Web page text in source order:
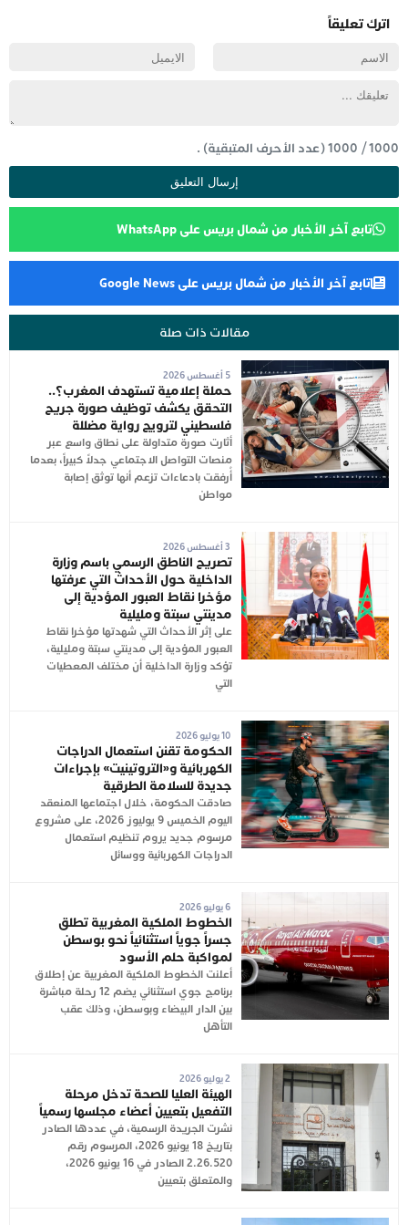
اترك تعليقاً
1000
/
1000(عدد الأحرف المتبقية) .
تابع آخر الأخبار من شمال بريس على WhatsApp
تابع آخر الأخبار من شمال بريس على Google News
مقالات ذات صلة
5 أغسطس 2026
حملة إعلامية تستهدف المغرب؟..
التحقق يكشف توظيف صورة جريح
فلسطيني لترويج رواية مضللة
أثارت صورة متداولة على نطاق واسع عبر
منصات التواصل الاجتماعي جدلاً كبيراً، بعدما
أُرفقت بادعاءات تزعم أنها توثق إصابة
مواطن
تصريح الناطق الرسمي باسم وزارة
الداخلية حول الأحداث التي عرفتها
مؤخرا نقاط العبور المؤدية إلى
مدينتي سبتة ومليلية
على إثر الأحداث التي شهدتها مؤخرا نقاط
العبور المؤدية إلى مدينتي سبتة ومليلية،
تؤكد وزارة الداخلية أن مختلف المعطيات
التي
10 يوليو 2026
الحكومة تقنن استعمال الدراجات
الكهربائية و«التروتينيت» بإجراءات
جديدة للسلامة الطرقية
صادقت الحكومة، خلال اجتماعها المنعقد
اليوم الخميس 9 يوليوز 2026، على مشروع
مرسوم جديد يروم تنظيم استعمال
الدراجات الكهربائية ووسائل
6 يوليو 2026
الخطوط الملكية المغربية تطلق
جسراً جوياً استثنائياً نحو بوسطن
لمواكبة حلم الأسود
أعلنت الخطوط الملكية المغربية عن إطلاق
برنامج جوي استثنائي يضم 12 رحلة مباشرة
بين الدار البيضاء وبوسطن، وذلك عقب
التأهل
2 يوليو 2026
الهيئة العليا للصحة تدخل مرحلة
التفعيل بتعيين أعضاء مجلسها رسمياً
نشرت الجريدة الرسمية، في عددها الصادر
بتاريخ 18 يونيو 2026، المرسوم رقم
2.26.520 الصادر في 16 يونيو 2026،
والمتعلق بتعيين